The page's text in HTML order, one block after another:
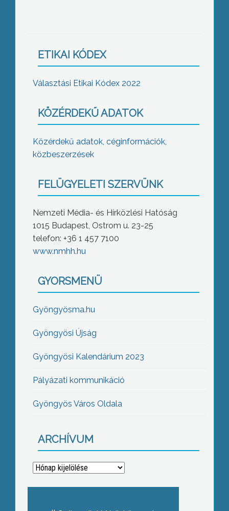
ETIKAI KÓDEX
Választási Etikai Kódex 2022
KÖZÉRDEKŰ ADATOK
Közérdekű adatok, céginformációk,
közbeszerzések
FELÜGYELETI SZERVÜNK
Nemzeti Média- és Hírközlési Hatóság
1015 Budapest, Ostrom u. 23-25
telefon: +36 1 457 7100
www.nmhh.hu
GYORSMENÜ
Gyöngyösma.hu
Gyöngyösi Újság
Gyöngyösi Kalendárium 2023
Pályázati kommunikáció
Gyöngyös Város Oldala
ARCHÍVUM
Archívum